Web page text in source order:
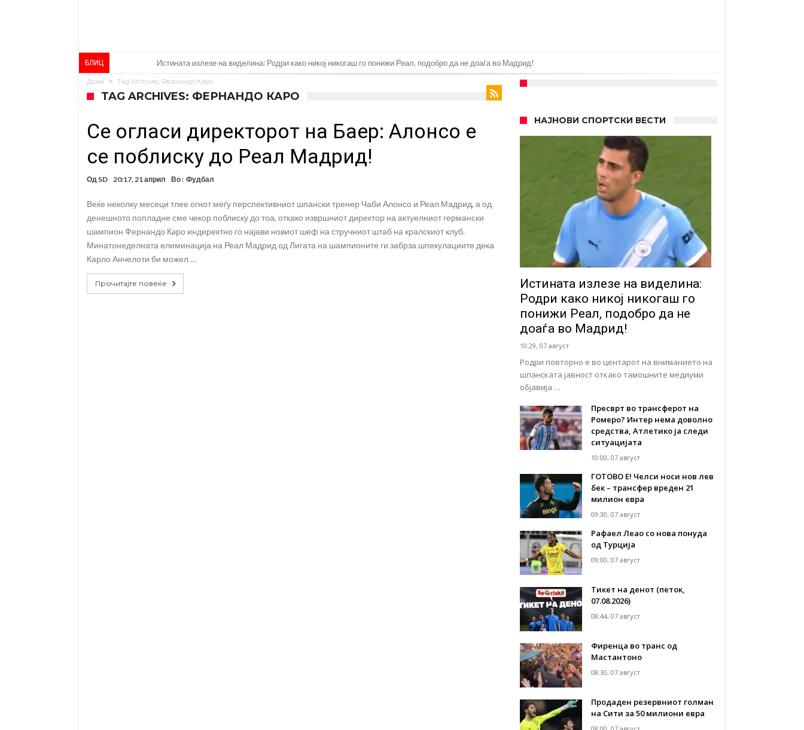
БЛИЦ Истината излезе на виделина: Родри како никој никогаш го понижи Реал, подобро да не доаѓа во Мадрид!
Пресврт во трансферот на Ромеро? Интер нема доволно средства, Атлетико ја следи ситуацијата
ГОТОВО Е! Челси носи нов лев бек – трансфер вреден 21 милион евра
Тикет на денот (петок, 07.08.2026)
Фиренца во транс од Мастантоно
Продаден резервниот голман на Сити за 50 милиони евра
Сврзуваат уште еден англиски репрезентативец со Ливерпул
Замена за Влаховиќ: Напаѓачот на Манчестер доаѓа во Јувентус!
УЕФА повторно се заканува со бојкот на турнирите на ФИФА поради Инфантино
Дома Tag Archives: Фернандо Каро
TAG ARCHIVES: ФЕРНАНДО КАРО
Се огласи директорот на Баер: Алонсо е
се поблиску до Реал Мадрид!
Од SD 20:17, 21 април Во : Фудбал
Веќе неколку месеци тлее огнот меѓу перспективниот шпански тренер Чаби Алонсо и Реал Мадрид, а од
денешното попладне сме чекор поблиску до тоа, откако извршниот директор на актуелниот германски
шампион Фернандо Кaро индиректно го најави новиот шеф на стручниот штаб на кралскиот клуб.
Минатонеделната елиминација на Реал Мадрид од Лигата на шампионите ги забрза шпекулациите дека
Карло Анчелоти би можел …
Прочитајте повеќе
НАЈНОВИ СПОРТСКИ ВЕСТИ
Истината излезе на виделина:
Родри како никој никогаш го
понижи Реал, подобро да не
доаѓа во Мадрид!
10:29, 07 август
Родри повторно е во центарот на вниманието на
шпанската јавност откако тамошните медиуми
објавија …
Пресврт во трансферот на
Ромеро? Интер нема доволно
средства, Атлетико ја следи
ситуацијата
10:00, 07 август
ГОТОВО Е! Челси носи нов лев
бек – трансфер вреден 21
милион евра
09:30, 07 август
Рафаел Леао со нова понуда
од Турција
09:00, 07 август
Тикет на денот (петок,
07.08.2026)
08:44, 07 август
Фиренца во транс од
Мастантоно
08:30, 07 август
Продаден резервниот голман
на Сити за 50 милиони евра